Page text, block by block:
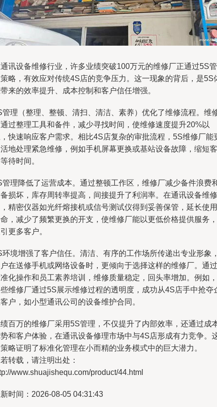
讯设备维修行业，许多业绩突破100万元的维修厂正通过5S管
略，有效应对传统4S店的竞争压力。这一现象的背后，是5S
来的效率提升、成本控制和客户信任增强。
管理（整理、整顿、清扫、清洁、素养）优化了维修流程。维
过整理工具和备件，减少寻找时间，使维修速度提升20%以
快速响应客户需求。相比4S店复杂的审批流程，5S维修厂能
地处理紧急维修，例如手机屏幕更换或基站设备故障，缩短客
待时间。
管理降低了运营成本。通过整顿工作区，维修厂减少备件浪费
损坏，库存周转率提高，间接提升了利润率。在通讯设备维修
精密仪器如光纤熔接机或信号测试仪得到妥善保管，延长使用
，减少了频繁更换的开支，使维修厂能以更低价格提供服务，
更多客户。
环境增强了客户信任。清洁、有序的工作场所传递出专业形象
在送修手机或网络设备时，更倾向于选择这样的维修厂。通过
化操作和员工素养培训，维修质量稳定，回头率增加。例如，
维修厂通过5S展示维修过程的透明度，成功从4S店手中抢夺
户，如小型通讯公司的设备维护合同。
百万的维修厂采用5S管理，不仅提升了内部效率，还通过成
和客户体验，在通讯设备修理市场中与4S店形成有力竞争。
略证明了标准化管理在小而精的业务模式中的巨大潜力。
转载，请注明出处：
www.shuajishequ.com/product/44.html
时间：2026-08-05 04:31:43